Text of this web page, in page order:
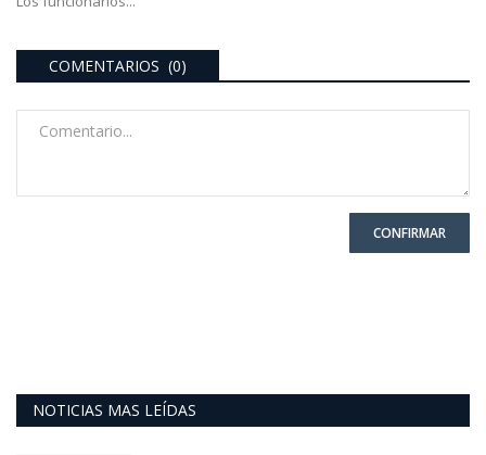
COMENTARIOS (0)
CONFIRMAR
NOTICIAS MAS LEÍDAS